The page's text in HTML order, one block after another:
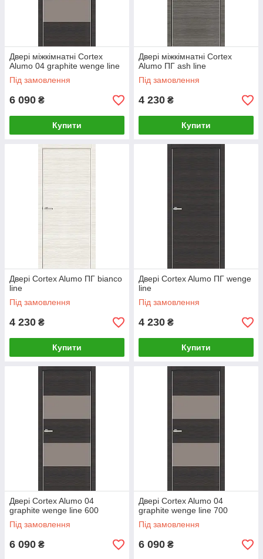
Двері міжкімнатні Cortex
Alumo 04 graphite wenge line
Під замовлення
6 090 ₴
Купити
Двері міжкімнатні Cortex
Alumo ПГ ash line
Під замовлення
4 230 ₴
Купити
Двері Cortex Alumo ПГ bianco
line
Під замовлення
4 230 ₴
Купити
Двері Cortex Alumo ПГ wenge
line
Під замовлення
4 230 ₴
Купити
Двері Cortex Alumo 04
graphite wenge line 600
Під замовлення
6 090 ₴
Двері Cortex Alumo 04
graphite wenge line 700
Під замовлення
6 090 ₴